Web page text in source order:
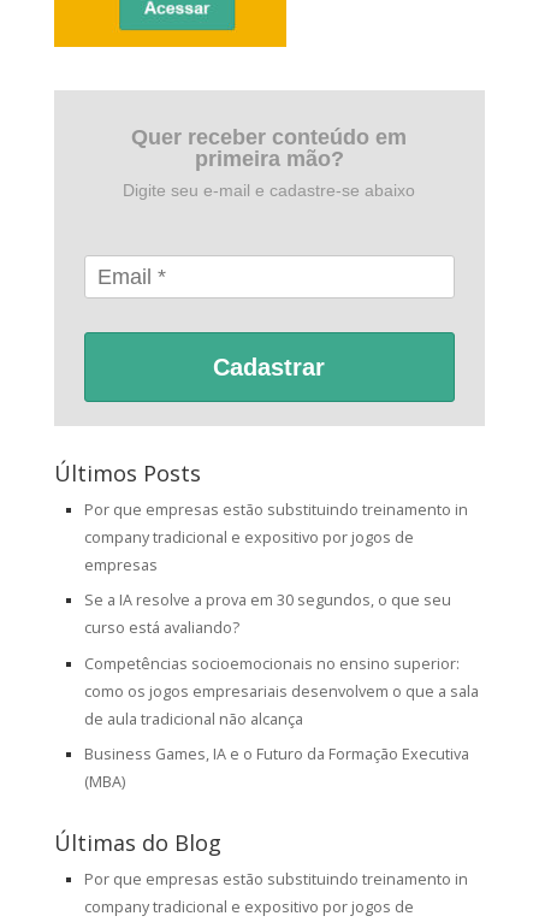
Quer receber conteúdo em
primeira mão?
Digite seu e-mail e cadastre-se abaixo
Cadastrar
Últimos Posts
Por que empresas estão substituindo treinamento in
company tradicional e expositivo por jogos de
empresas
Se a IA resolve a prova em 30 segundos, o que seu
curso está avaliando?
Competências socioemocionais no ensino superior:
como os jogos empresariais desenvolvem o que a sala
de aula tradicional não alcança
Business Games, IA e o Futuro da Formação Executiva
(MBA)
Últimas do Blog
Por que empresas estão substituindo treinamento in
company tradicional e expositivo por jogos de